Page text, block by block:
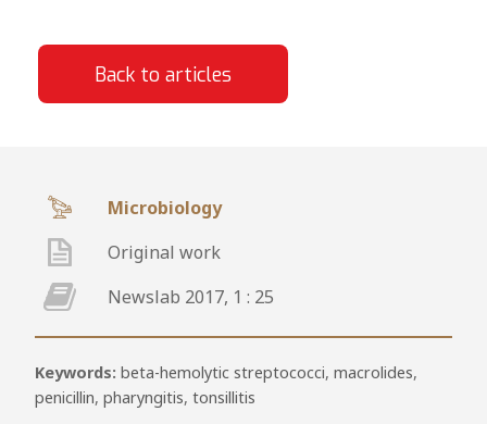
Back to articles
Microbiology
Original work
Newslab 2017, 1 : 25
Keywords: beta-hemolytic streptococci, macrolides,
penicillin, pharyngitis, tonsillitis